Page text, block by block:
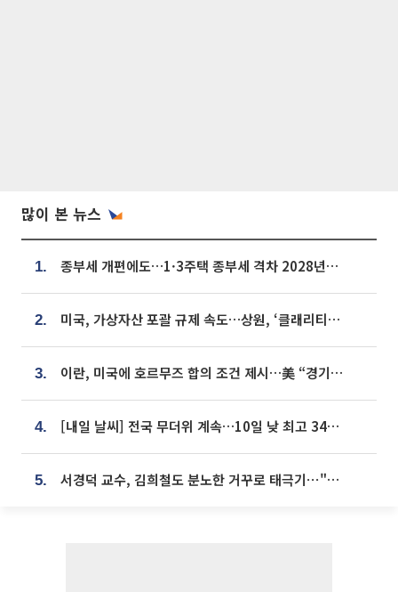
많이 본 뉴스
1. 종부세 개편에도…1·3주택 종부세 격차 2028년부터 확대
2. 미국, 가상자산 포괄 규제 속도…상원, ‘클래리티법’ 9월 절차투표 추진
3. 이란, 미국에 호르무즈 합의 조건 제시…美 “경기 아직 안 끝나” [종합]
4. [내일 날씨] 전국 무더위 계속…10일 낮 최고 34도 육박
5. 서경덕 교수, 김희철도 분노한 거꾸로 태극기⋯"엉터리는 아냐, 아쉬울 뿐"